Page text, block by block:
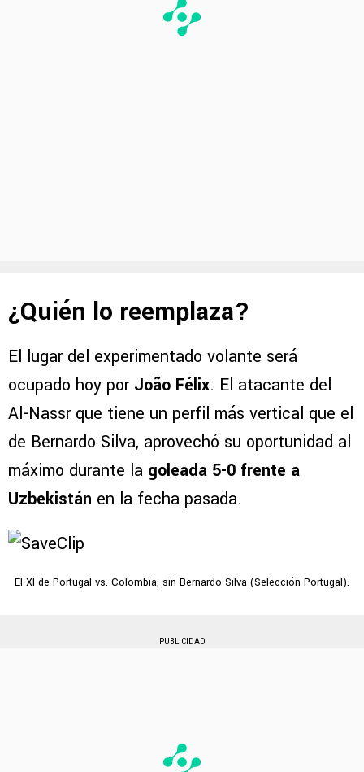
¿Quién lo reemplaza?
El lugar del experimentado volante será
ocupado hoy por João Félix. El atacante del
Al-Nassr que tiene un perfil más vertical que el
de Bernardo Silva, aprovechó su oportunidad al
máximo durante la goleada 5-0 frente a
Uzbekistán en la fecha pasada.
El XI de Portugal vs. Colombia, sin Bernardo Silva (Selección Portugal).
PUBLICIDAD